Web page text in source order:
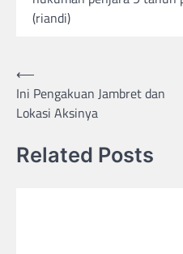
(riandi)
Post
navigation
⟵
Ini Pengakuan Jambret dan
Lokasi Aksinya
Related Posts